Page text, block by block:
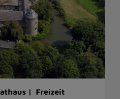
| Freizeit